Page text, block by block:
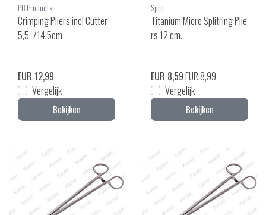
PB Products
Crimping Pliers incl Cutter
5,5" /14,5cm
EUR 12,99
Vergelijk
Bekijken
Spro
Titanium Micro Splitring Plie
rs 12 cm.
EUR 8,59EUR 8,99
Vergelijk
Bekijken